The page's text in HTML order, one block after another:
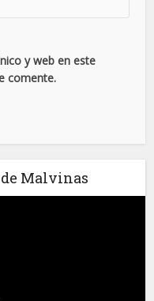
y web en este
comente.
Malvinas